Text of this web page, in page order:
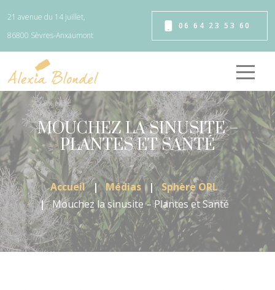
21 avenue du 14 juillet,
86800 Sèvres-Anxaumont
06 64 23 53 60
MOUCHEZ LA SINUSITE –
PLANTES ET SANTÉ
Accueil Médias
Sphère ORL
Mouchez la sinusite – Plantes et Santé